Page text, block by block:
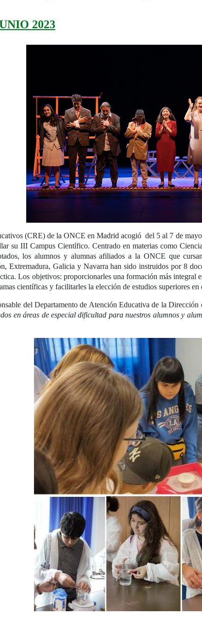
2023
(CRE) de la ONCE en Madrid acogió del 5 al 7 de
su III Campus Científico. Centrado en materias como
los alumnos y alumnas afiliados a la ONCE que
Extremadura, Galicia y Navarra han sido instruidos por 8
Los objetivos: proporcionarles una formación más integral
científicas y facilitarles la elección de estudios superiores en
del Departamento de Atención Educativa de la
en áreas de especial dificultad para nuestros alumnos y